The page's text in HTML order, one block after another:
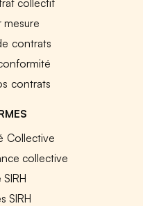
mesure
contrats
contrats
Collective
collective
SIRH